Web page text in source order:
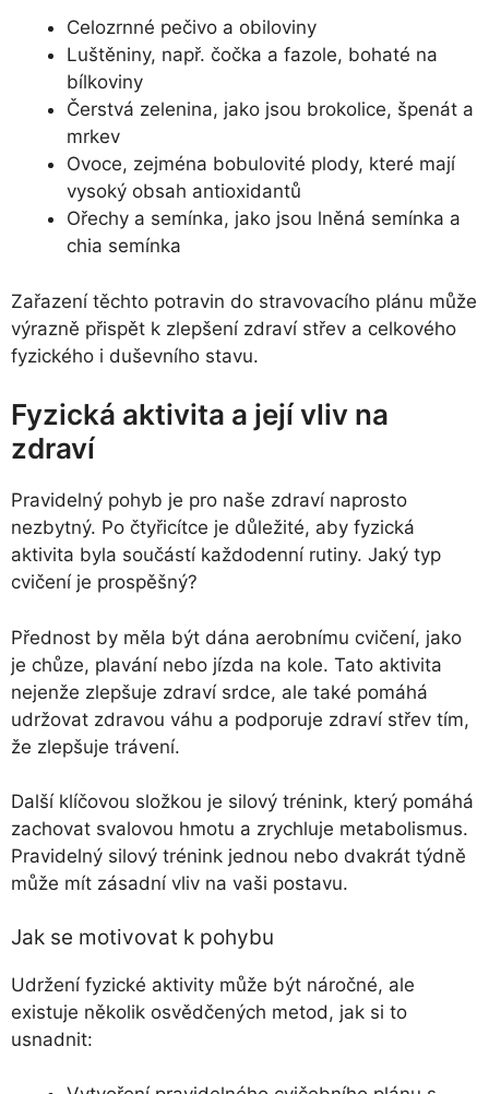
Celozrnné pečivo a obiloviny
Luštěniny, např. čočka a fazole, bohaté na
bílkoviny
Čerstvá zelenina, jako jsou brokolice, špenát a
mrkev
Ovoce, zejména bobulovité plody, které mají
vysoký obsah antioxidantů
Ořechy a semínka, jako jsou lněná semínka a
chia semínka
Zařazení těchto potravin do stravovacího plánu může
výrazně přispět k zlepšení zdraví střev a celkového
fyzického i duševního stavu.
Fyzická aktivita a její vliv na
zdraví
Pravidelný pohyb je pro naše zdraví naprosto
nezbytný. Po čtyřicítce je důležité, aby fyzická
aktivita byla součástí každodenní rutiny. Jaký typ
cvičení je prospěšný?
Přednost by měla být dána aerobnímu cvičení, jako
je chůze, plavání nebo jízda na kole. Tato aktivita
nejenže zlepšuje zdraví srdce, ale také pomáhá
udržovat zdravou váhu a podporuje zdraví střev tím,
že zlepšuje trávení.
Další klíčovou složkou je silový trénink, který pomáhá
zachovat svalovou hmotu a zrychluje metabolismus.
Pravidelný silový trénink jednou nebo dvakrát týdně
může mít zásadní vliv na vaši postavu.
Jak se motivovat k pohybu
Udržení fyzické aktivity může být náročné, ale
existuje několik osvědčených metod, jak si to
usnadnit: